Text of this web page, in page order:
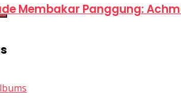
Membakar Panggung: